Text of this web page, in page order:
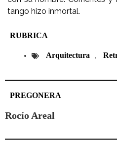
tango hizo inmortal.
RUBRICA
Arquitectura
PREGONERA
Rocío Areal